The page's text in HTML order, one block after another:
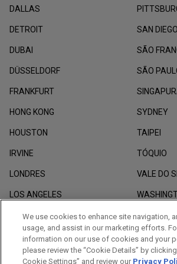
DALLAS
DETROIT
DUBAI
DÜSSELDORF
FRANKFURT
HONG KONG
HOUSTON
IRVINE
LONDRES
LOS ANGELES
MADRID
SAN DIEGO
SÃO
SÃO
SYDNEY
TAIPEI
TÓQUIO
VALE DO
XANGAI
We use cookies to enhance site navigation,
usage, and assist in our marketing efforts.
information on our use of cookies and your
please review the “Cookie Details” by
Cookie Settings” and review our Privacy